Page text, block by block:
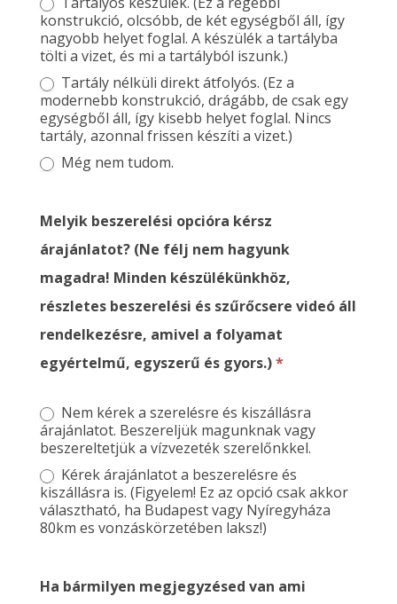
konstrukció, olcsóbb, de két egységből áll, így
nagyobb helyet foglal. A készülék a tartályba
tölti a vizet, és mi a tartályból iszunk.)
Tartály nélküli direkt átfolyós. (Ez a
modernebb konstrukció, drágább, de csak egy
egységből áll, így kisebb helyet foglal. Nincs
tartály, azonnal frissen készíti a vizet.)
Még nem tudom.
Melyik beszerelési opcióra kérsz
árajánlatot? (Ne félj nem hagyunk
magadra! Minden készülékünkhöz,
részletes beszerelési és szűrőcsere videó áll
rendelkezésre, amivel a folyamat
egyértelmű, egyszerű és gyors.)*
Nem kérek a szerelésre és kiszállásra
árajánlatot. Beszereljük magunknak vagy
beszereltetjük a vízvezeték szerelőnkkel.
Kérek árajánlatot a beszerelésre és
kiszállásra is. (Figyelem! Ez az opció csak akkor
választható, ha Budapest vagy Nyíregyháza
80km es vonzáskörzetében laksz!)
Ha bármilyen megjegyzésed van ami